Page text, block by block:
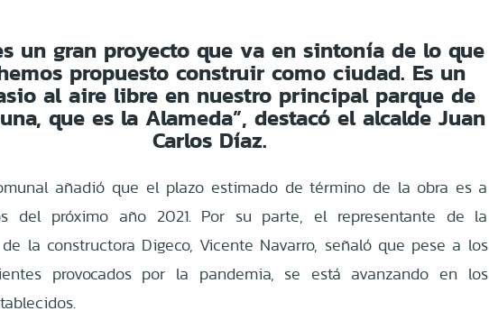
un gran proyecto que va en sintonía de lo que
propuesto construir como ciudad. Es un
al aire libre en nuestro principal parque de
que es la Alameda”, destacó el alcalde Juan
Carlos Díaz.
añadió que el plazo estimado de término de la obra es a
del próximo año 2021. Por su parte, el representante de la
la constructora Digeco, Vicente Navarro, señaló que pese a los
provocados por la pandemia, se está avanzando en los